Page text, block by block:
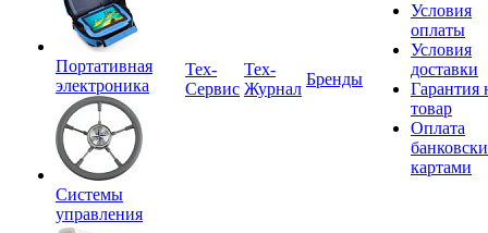
Портативная
электроника
Системы
управления
Tex-
Сервис
Тех-
Журнал
Бренды
Условия
оплаты
Условия
доставки
Гарантия
товар
Оплата
картами